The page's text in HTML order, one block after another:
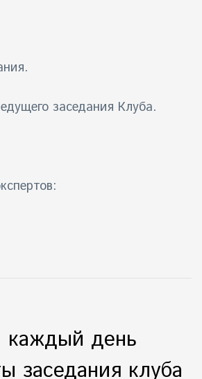
заседания Клуба.
каждый день
заседания клуба